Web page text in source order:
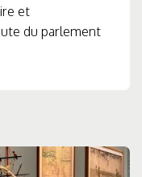
et
du parlement